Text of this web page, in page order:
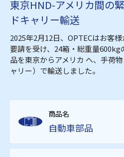
東京HND-アメリカ間の
ドキャリー輸送
2025年2月12日、OPTECはお客
要請を受け、24箱・総重量600kg
品を東京からアメリカ へ、手荷
ャリー）で輸送しました。
商品名
自動車部品